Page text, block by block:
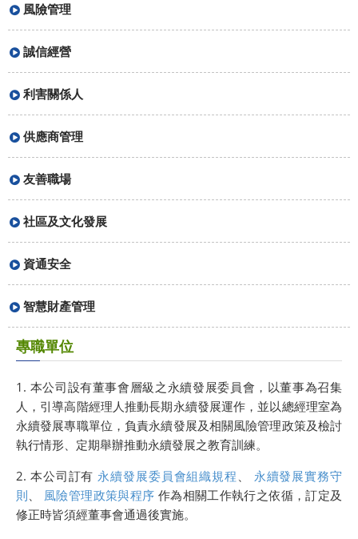
風險管理
誠信經營
利害關係人
供應商管理
友善職場
社區及文化發展
資通安全
智慧財產管理
專職單位
1. 本公司設有董事會層級之永續發展委員會，以董事為召集
人，引導高階經理人推動長期永續發展運作，並以總經理室為
永續發展專職單位，負責永續發展及相關風險管理政策及檢討
執行情形、定期舉辦推動永續發展之教育訓練。
2. 本公司訂有 永續發展委員會組織規程 、 永續發展實務守
則、 風險管理政策與程序 作為相關工作執行之依循，訂定及
修正時皆須經董事會通過後實施。